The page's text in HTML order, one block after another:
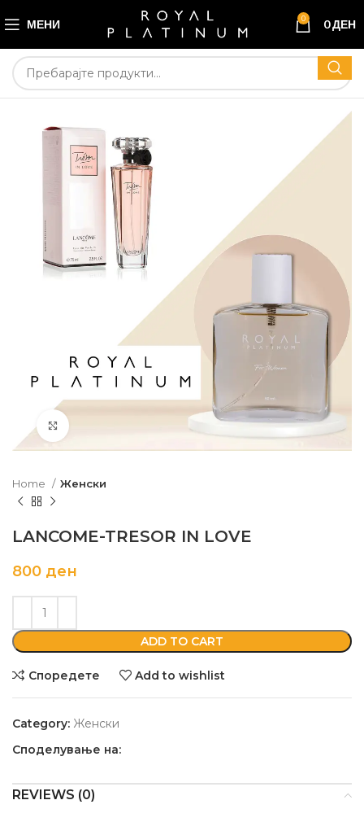
МЕНИ 0 0ДЕН
Home Женски
LANCOME-TRESOR IN LOVE
800 ден
ADD TO CART
Споредете Add to wishlist
Category: Женски
Споделување на:
REVIEWS (0)